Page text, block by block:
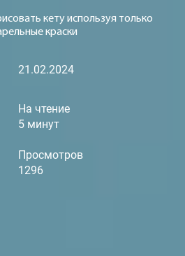
кету используя только
краски
21.02.2024
На чтение
5 минут
Просмотров
1296